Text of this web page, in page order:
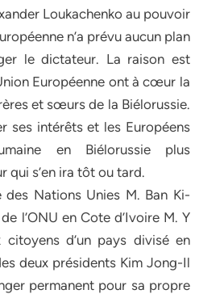
Loukachenko au pouvoir
n’a prévu aucun plan
le dictateur. La raison est
Européenne ont à cœur la
et sœurs de la Biélorussie.
ses intérêts et les Européens
en Biélorussie plus
qui s’en ira tôt ou tard.
des Nations Unies M. Ban Ki-
l’ONU en Cote d’Ivoire M. Y
d’un pays divisé en
deux présidents Kim Jong-Il
permanent pour sa propre